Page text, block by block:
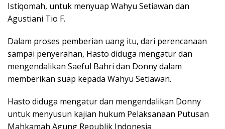
Istiqomah, untuk menyuap Wahyu Setiawan dan
Agustiani Tio F.
Dalam proses pemberian uang itu, dari perencanaan
sampai penyerahan, Hasto diduga mengatur dan
mengendalikan Saeful Bahri dan Donny dalam
memberikan suap kepada Wahyu Setiawan.
Hasto diduga mengatur dan mengendalikan Donny
untuk menyusun kajian hukum Pelaksanaan Putusan
Mahkamah Agung Republik Indonesia